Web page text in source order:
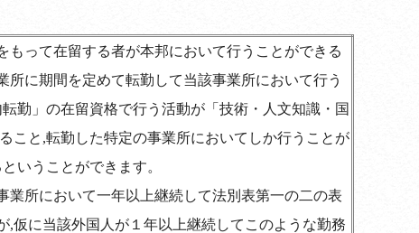
って在留する者が本邦において行うことができる
に期間を定めて転勤して当該事業所において行う
勤」の在留資格で行う活動が「技術・人文知識・国
こと,転勤した特定の事業所においてしか行うことが
いうことができます。
所において一年以上継続して法別表第一の二の表
仮に当該外国人が１年以上継続してこのような勤務